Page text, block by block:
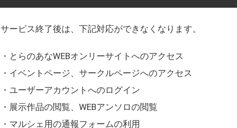
サービス終了後は、下記対応ができなくなります。
・とらのあなWEBオンリーサイトへのアクセス
・イベントページ、サークルページへのアクセス
・ユーザーアカウントへのログイン
・展示作品の閲覧、WEBアンソロの閲覧
・マルシェ用の通報フォームの利用